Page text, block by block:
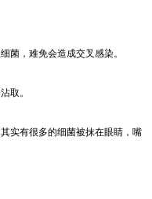
菌，难免会造成交叉感染。
取。
实有很多的细菌被抹在眼睛，嘴